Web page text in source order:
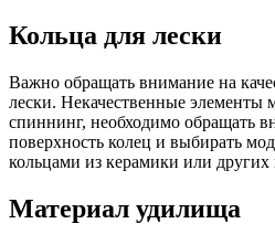
Кольца для лески
Важно обращать внимание на
лески. Некачественные элементы
спиннинг, необходимо обращать
поверхность колец и выбирать
кольцами из керамики или
Материал удилища